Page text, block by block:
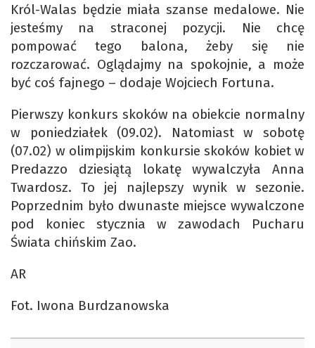
Król-Walas będzie miała szanse medalowe. Nie
jesteśmy na straconej pozycji. Nie chcę
pompować tego balona, żeby się nie
rozczarować. Oglądajmy na spokojnie, a może
być coś fajnego – dodaje Wojciech Fortuna.
Pierwszy konkurs skoków na obiekcie normalny
w poniedziałek (09.02). Natomiast w sobotę
(07.02) w olimpijskim konkursie skoków kobiet w
Predazzo dziesiątą lokatę wywalczyła Anna
Twardosz. To jej najlepszy wynik w sezonie.
Poprzednim było dwunaste miejsce wywalczone
pod koniec stycznia w zawodach Pucharu
Świata chińskim Zao.
AR
Fot. Iwona Burdzanowska